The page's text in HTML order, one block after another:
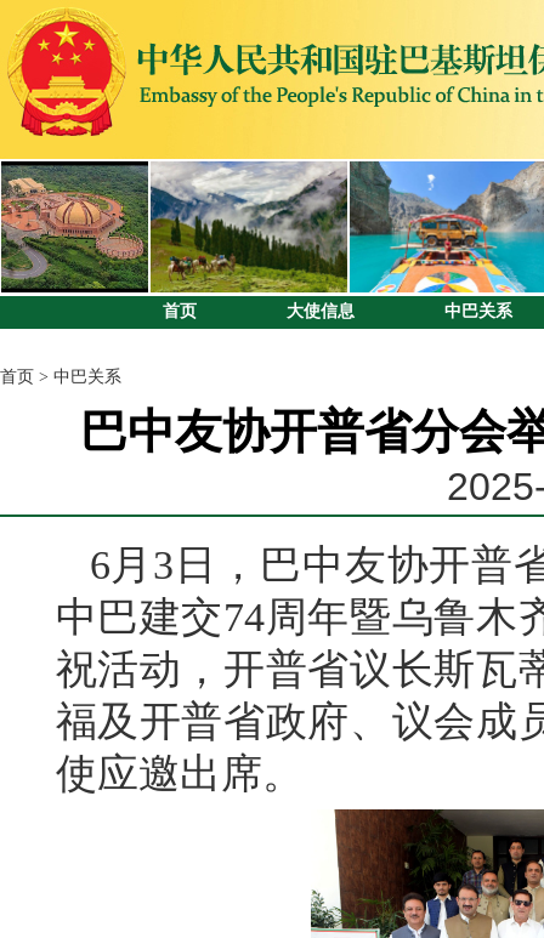
首页 大使信息 中巴关系
首页 > 中巴关系
巴中友协开普省分会
6月3日，巴中友协开普
中巴建交74周年暨乌鲁木
祝活动，开普省议长斯瓦
福及开普省政府、议会成
使应邀出席。